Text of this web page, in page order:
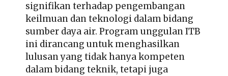
signifikan terhadap pengembangan
keilmuan dan teknologi dalam bidang
sumber daya air. Program unggulan ITB
ini dirancang untuk menghasilkan
lulusan yang tidak hanya kompeten
dalam bidang teknik, tetapi juga